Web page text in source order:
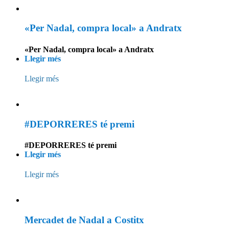
«Per Nadal, compra local» a Andratx
«Per Nadal, compra local» a Andratx
Llegir més
Llegir més
#DEPORRERES té premi
#DEPORRERES té premi
Llegir més
Llegir més
Mercadet de Nadal a Costitx